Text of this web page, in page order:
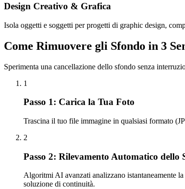
Design Creativo & Grafica
Isola oggetti e soggetti per progetti di graphic design,
Come Rimuovere gli Sfondo in 3
Sperimenta una cancellazione dello sfondo senza
1
Passo 1: Carica la Tua Foto
Trascina il tuo file immagine in qualsiasi formato
2
Passo 2: Rilevamento Automatico dello
Algoritmi AI avanzati analizzano istantaneamente
soluzione di continuità.